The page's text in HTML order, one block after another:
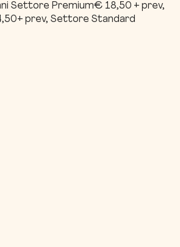
Settore Premium€ 18,50 + prev,
prev, Settore Standard